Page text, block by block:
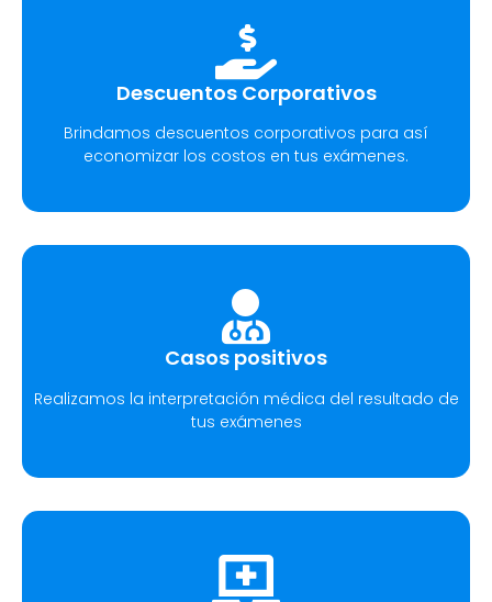
Descuentos Corporativos
Brindamos descuentos corporativos para así
economizar los costos en tus exámenes.
Casos positivos
Realizamos la interpretación médica del resultado de
tus exámenes